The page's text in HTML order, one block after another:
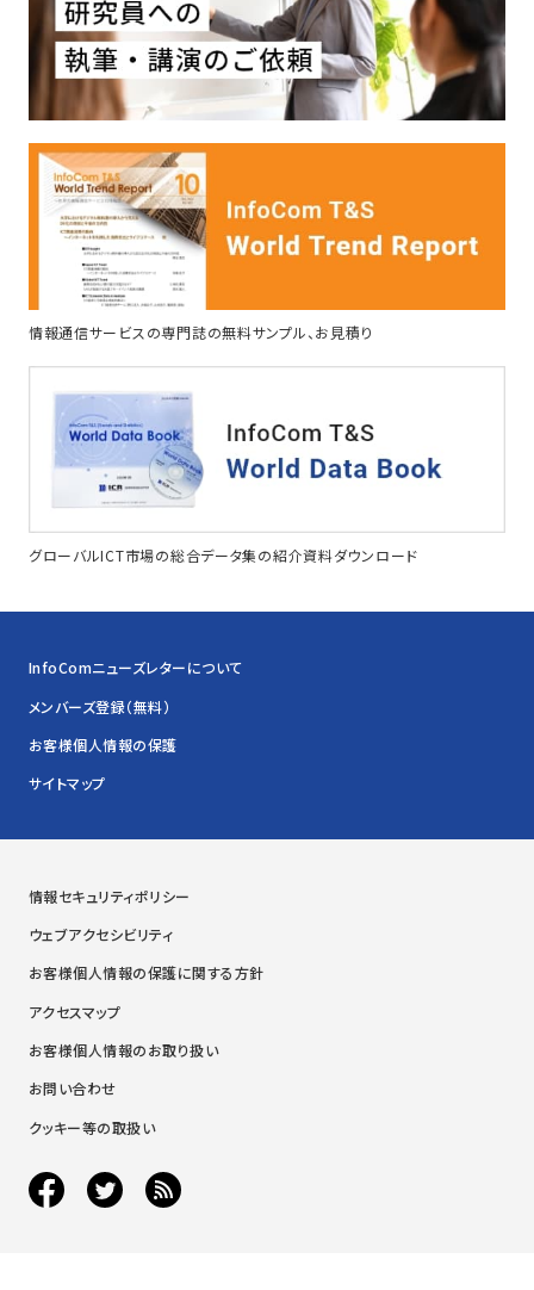
情報通信サービスの専門誌の無料サンプル、お見積り
グローバルICT市場の総合データ集の紹介資料ダウンロード
InfoComニューズレターについて
メンバーズ登録（無料）
お客様個人情報の保護
サイトマップ
情報セキュリティポリシー
ウェブアクセシビリティ
お客様個人情報の保護に関する方針
アクセスマップ
お客様個人情報のお取り扱い
お問い合わせ
クッキー等の取扱い